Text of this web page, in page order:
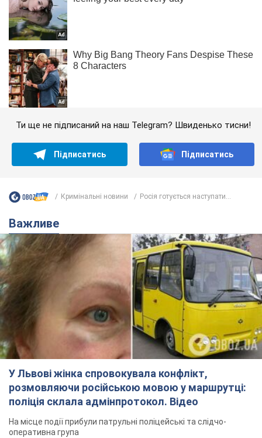
Ти ще не підписаний на наш Telegram? Швиденько тисни!
Підписатись Підписатись
Кримінальні новини Росія готується наступати...
Важливе
У Львові жінка спровокувала конфлікт,
розмовляючи російською мовою у маршрутці:
поліція склала адмінпротокол. Відео
На місце події прибули патрульні поліцейські та слідчо-
оперативна група